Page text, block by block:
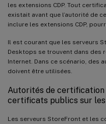
les extensions CDP. Tout
existait avant que l’autorité de
inclure les extensions CDP,
Il est courant que les serveurs
Desktops se trouvent dans des
Internet. Dans ce scénario, des
doivent être utilisées.
Autorités de
certificats publics sur
Les serveurs StoreFront et les